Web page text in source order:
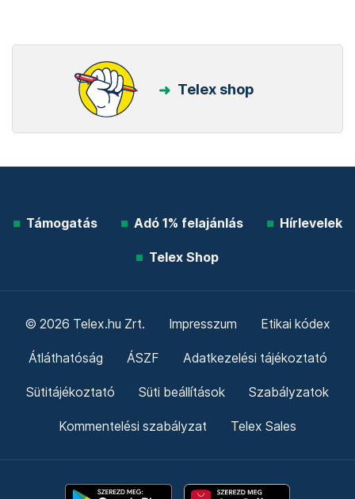
Telex shop
Támogatás Adó 1% felajánlás Hírlevelek
Telex Shop
© 2026 Telex.hu Zrt. Impresszum Etikai kódex
Átláthatóság ÁSZF Adatkezelési tájékoztató
Sütitájékoztató Süti beállítások Szabályzatok
Kommentelési szabályzat Telex Sales